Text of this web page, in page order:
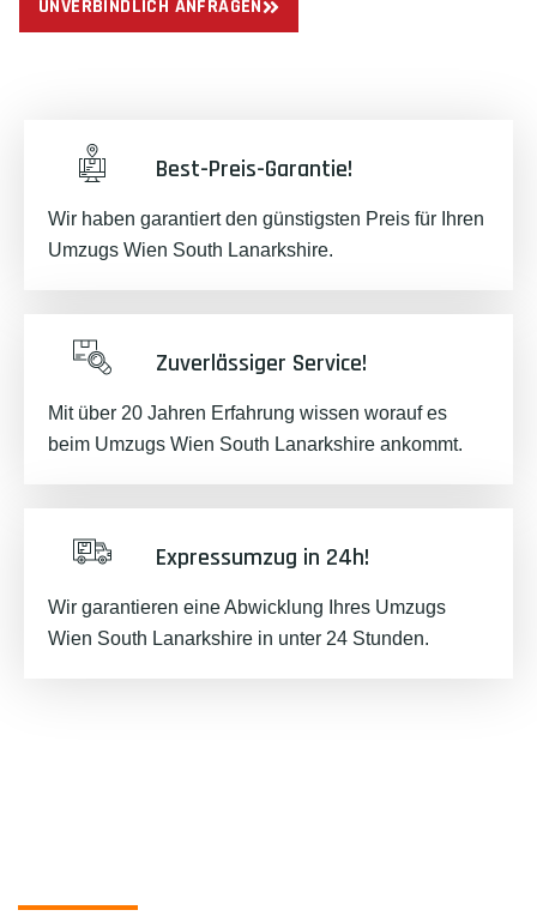
UNVERBINDLICH ANFRAGEN
Best-Preis-Garantie!
Wir haben garantiert den günstigsten Preis für Ihren
Umzugs Wien South Lanarkshire.
Zuverlässiger Service!
Mit über 20 Jahren Erfahrung wissen worauf es
beim Umzugs Wien South Lanarkshire ankommt.
Expressumzug in 24h!
Wir garantieren eine Abwicklung Ihres Umzugs
Wien South Lanarkshire in unter 24 Stunden.